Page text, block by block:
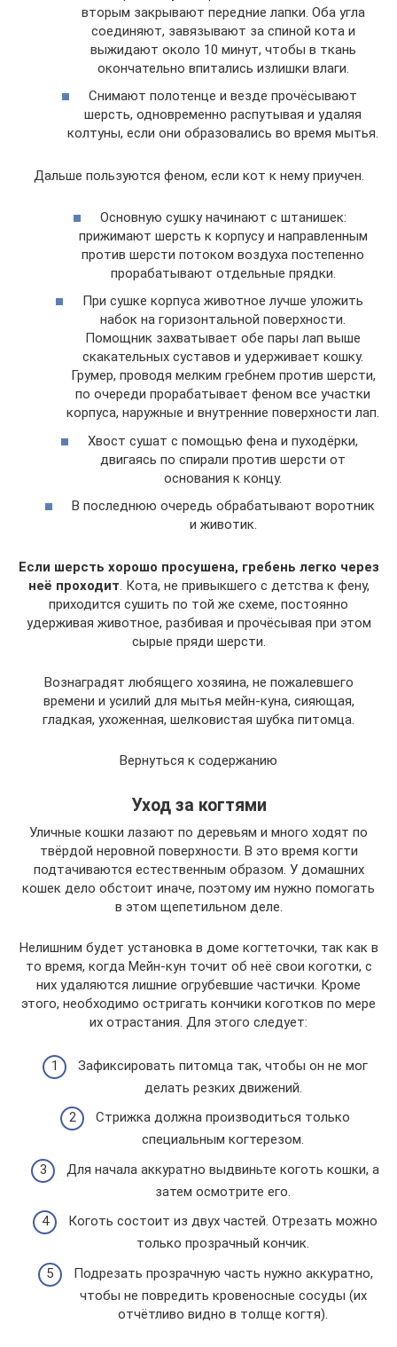
вторым закрывают передние лапки. Оба угла
соединяют, завязывают за спиной кота и
выжидают около 10 минут, чтобы в ткань
окончательно впитались излишки влаги.
Снимают полотенце и везде прочёсывают
шерсть, одновременно распутывая и удаляя
колтуны, если они образовались во время мытья.
Дальше пользуются феном, если кот к нему приучен.
Основную сушку начинают с штанишек:
прижимают шерсть к корпусу и направленным
против шерсти потоком воздуха постепенно
прорабатывают отдельные прядки.
При сушке корпуса животное лучше уложить
набок на горизонтальной поверхности.
Помощник захватывает обе пары лап выше
скакательных суставов и удерживает кошку.
Грумер, проводя мелким гребнем против шерсти,
по очереди прорабатывает феном все участки
корпуса, наружные и внутренние поверхности лап.
Хвост сушат с помощью фена и пуходёрки,
двигаясь по спирали против шерсти от
основания к концу.
В последнюю очередь обрабатывают воротник
и животик.
Если шерсть хорошо просушена, гребень легко через
неё проходит. Кота, не привыкшего с детства к фену,
приходится сушить по той же схеме, постоянно
удерживая животное, разбивая и прочёсывая при этом
сырые пряди шерсти.
Вознаградят любящего хозяина, не пожалевшего
времени и усилий для мытья мейн-куна, сияющая,
гладкая, ухоженная, шелковистая шубка питомца.
Вернуться к содержанию
Уход за когтями
Уличные кошки лазают по деревьям и много ходят по
твёрдой неровной поверхности. В это время когти
подтачиваются естественным образом. У домашних
кошек дело обстоит иначе, поэтому им нужно помогать
в этом щепетильном деле.
Нелишним будет установка в доме когтеточки, так как в
то время, когда Мейн-кун точит об неё свои коготки, с
них удаляются лишние огрубевшие частички. Кроме
этого, необходимо остригать кончики коготков по мере
их отрастания. Для этого следует:
Зафиксировать питомца так, чтобы он не мог
делать резких движений.
Стрижка должна производиться только
специальным когтерезом.
Для начала аккуратно выдвиньте коготь кошки, а
затем осмотрите его.
Коготь состоит из двух частей. Отрезать можно
только прозрачный кончик.
Подрезать прозрачную часть нужно аккуратно,
чтобы не повредить кровеносные сосуды (их
отчётливо видно в толще когтя).